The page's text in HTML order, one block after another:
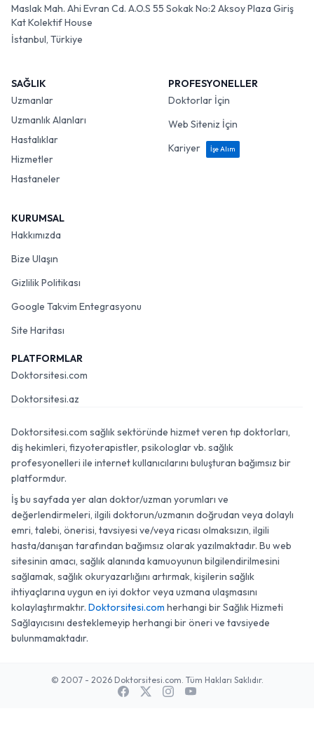
Maslak Mah. Ahi Evran Cd. A.O.S 55 Sokak No:2 Aksoy Plaza Giriş
Kat Kolektif House
İstanbul, Türkiye
SAĞLIK
Uzmanlar
Uzmanlık Alanları
Hastalıklar
Hizmetler
Hastaneler
PROFESYONELLER
Doktorlar İçin
Web Siteniz İçin
Kariyer
İşe Alım
KURUMSAL
Hakkımızda
Bize Ulaşın
Gizlilik Politikası
Google Takvim Entegrasyonu
Site Haritası
PLATFORMLAR
Doktorsitesi.com
Doktorsitesi.az
Doktorsitesi.com sağlık sektöründe hizmet veren tıp doktorları,
diş hekimleri, fizyoterapistler, psikologlar vb. sağlık
profesyonelleri ile internet kullanıcılarını buluşturan bağımsız bir
platformdur.
İş bu sayfada yer alan doktor/uzman yorumları ve
değerlendirmeleri, ilgili doktorun/uzmanın doğrudan veya dolaylı
emri, talebi, önerisi, tavsiyesi ve/veya ricası olmaksızın, ilgili
hasta/danışan tarafından bağımsız olarak yazılmaktadır. Bu web
sitesinin amacı, sağlık alanında kamuoyunun bilgilendirilmesini
sağlamak, sağlık okuryazarlığını artırmak, kişilerin sağlık
ihtiyaçlarına uygun en iyi doktor veya uzmana ulaşmasını
kolaylaştırmaktır. Doktorsitesi.com herhangi bir Sağlık Hizmeti
Sağlayıcısını desteklemeyip herhangi bir öneri ve tavsiyede
bulunmamaktadır.
© 2007 - 2026 Doktorsitesi.com. Tüm Hakları Saklıdır.